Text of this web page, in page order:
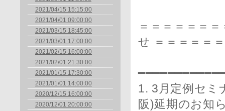
2021/04/15 15:15:00
2021/04/01 09:00:00
2021/03/15 18:45:00
2021/03/01 17:00:00
2021/02/15 16:00:00
2021/02/01 21:30:00
2021/01/15 17:30:00
2021/01/01 14:00:00
2020/12/15 16:00:00
2020/12/01 20:00:00
＝＝＝＝＝＝
せ ＝＝＝＝＝
1. 3月定例セミ
阪)延期のお知